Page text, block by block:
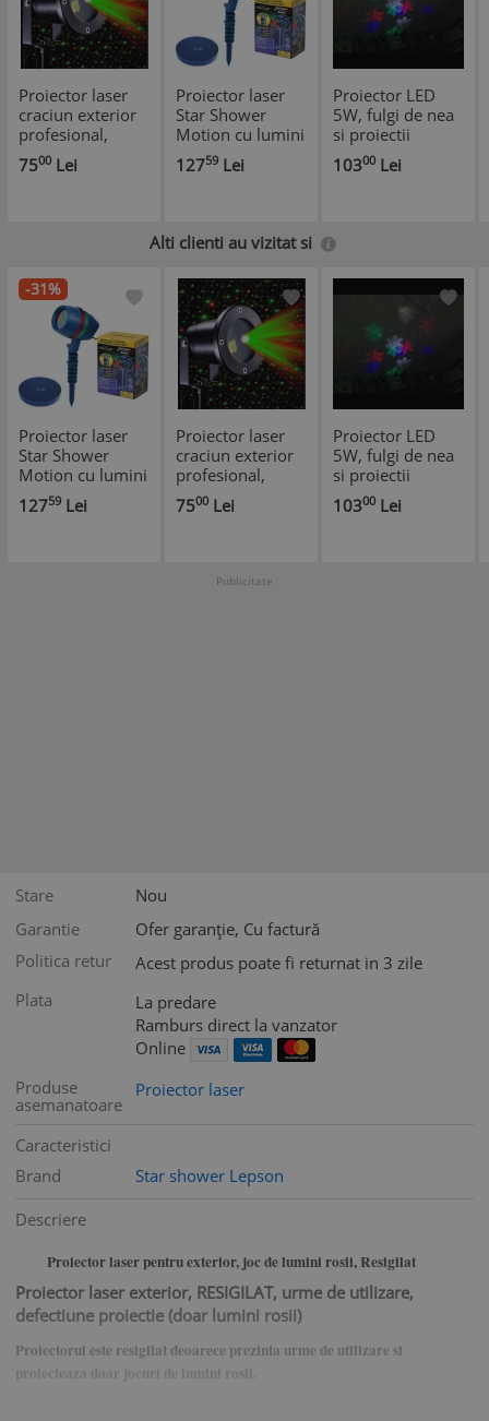
Proiector laser
craciun exterior
profesional,
telecomanda,
metal inoxidabil,
7500 Lei
Proiector laser
Star Shower
Motion cu lumini
efect 3D
holografic
12759 Lei
Proiector LED
5W, fulgi de nea
si proiectii
luminoase
10300 Lei
Alti clienti au vizitat si
-31%
Proiector laser
Star Shower
Motion cu lumini
efect 3D
holografic
12759 Lei
Proiector laser
craciun exterior
profesional,
telecomanda,
metal inoxidabil,
7500 Lei
Proiector LED
5W, fulgi de nea
si proiectii
luminoase
10300 Lei
Publicitate
Stare
Nou
Garantie
Ofer garanție, Cu factură
Politica retur
Acest produs poate fi returnat in 3 zile
Plata
La predare
Ramburs direct la vanzator
Online
Produse
asemanatoare
Proiector laser
Caracteristici
Brand
Star shower Lepson
Descriere
Proiector laser pentru exterior, joc de lumini rosii, Resigilat
Proiector laser exterior, RESIGILAT, urme de utilizare,
defectiune proiectie (doar lumini rosii)
Proiectorul este resigilat deoarece prezinta urme de utilizare si
proiecteaza doar jocuri de lumini rosii.